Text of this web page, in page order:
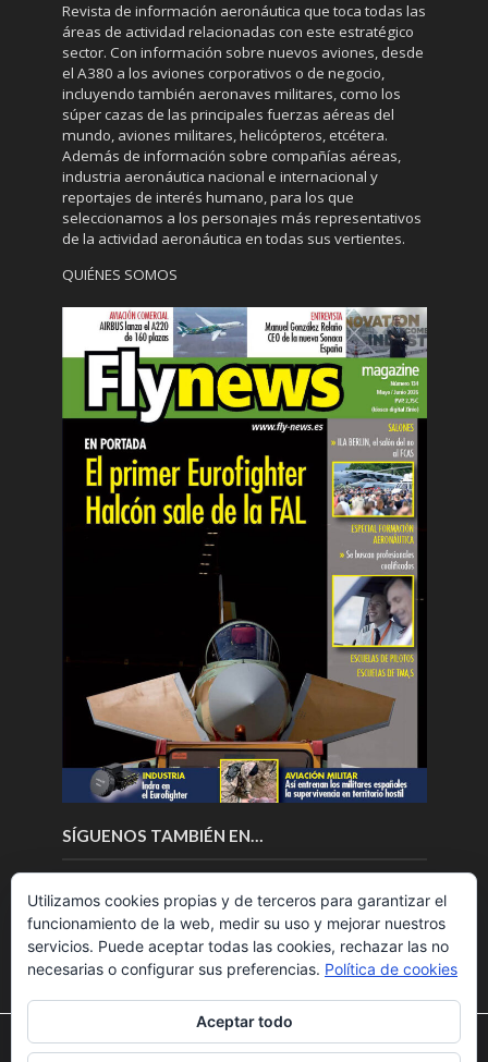
Revista de información aeronáutica que toca todas las
áreas de actividad relacionadas con este estratégico
sector. Con información sobre nuevos aviones, desde
el A380 a los aviones corporativos o de negocio,
incluyendo también aeronaves militares, como los
súper cazas de las principales fuerzas aéreas del
mundo, aviones militares, helicópteros, etcétera.
Además de información sobre compañías aéreas,
industria aeronáutica nacional e internacional y
reportajes de interés humano, para los que
seleccionamos a los personajes más representativos
de la actividad aeronáutica en todas sus vertientes.
QUIÉNES SOMOS
SÍGUENOS TAMBIÉN EN…
Utilizamos cookies para ofrecerte la mejor experiencia en
Utilizamos cookies propias y de terceros para garantizar el
funcionamiento de la web, medir su uso y mejorar nuestros
servicios. Puede aceptar todas las cookies, rechazar las no
necesarias o configurar sus preferencias. Política de cookies
Aceptar todo